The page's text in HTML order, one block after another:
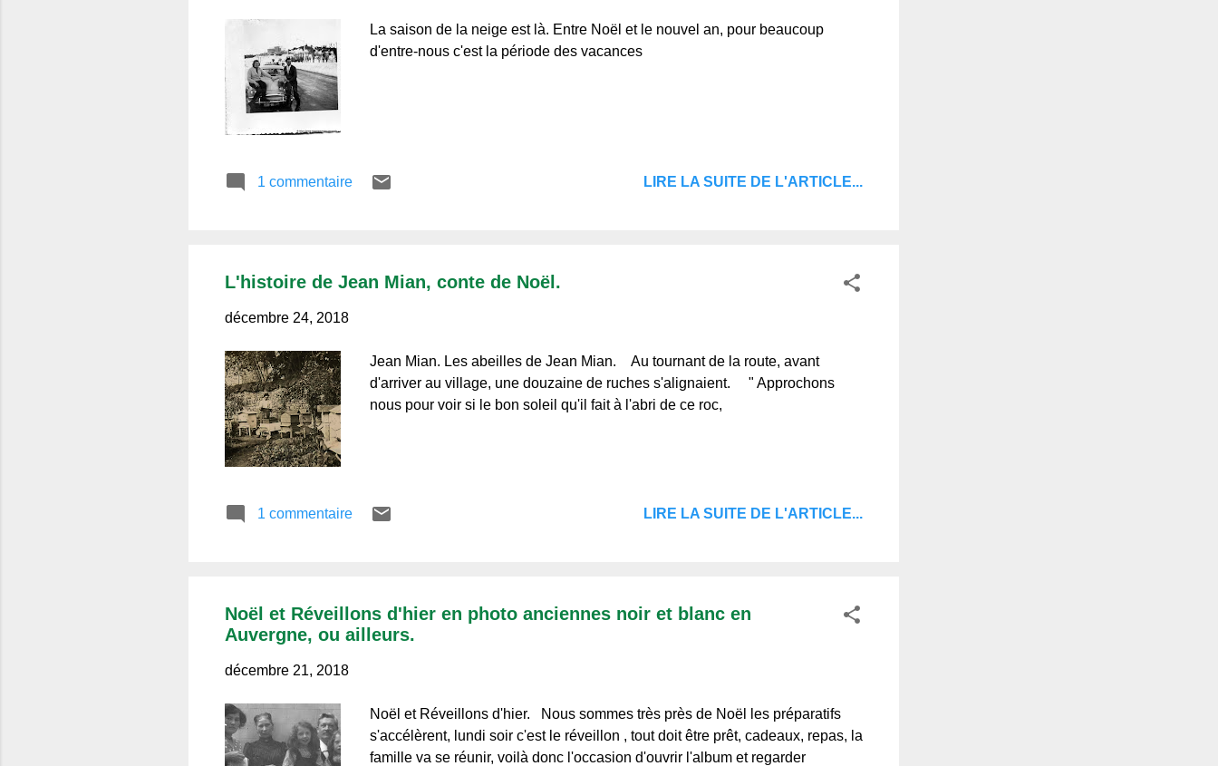
La saison de la neige est là. Entre Noël et le nouvel an, pour beaucoup
d'entre-nous c'est la période des vacances
1 commentaire LIRE LA SUITE DE L'ARTICLE...
L'histoire de Jean Mian, conte de Noël.
décembre 24, 2018
Jean Mian. Les abeilles de Jean Mian. Au tournant de la route, avant
d'arriver au village, une douzaine de ruches s'alignaient. " Approchons
nous pour voir si le bon soleil qu'il fait à l'abri de ce roc,
1 commentaire LIRE LA SUITE DE L'ARTICLE...
Noël et Réveillons d'hier en photo anciennes noir et blanc en
Auvergne, ou ailleurs.
décembre 21, 2018
Noël et Réveillons d'hier. Nous sommes très près de Noël les préparatifs
s'accélèrent, lundi soir c'est le réveillon , tout doit être prêt, cadeaux, repas, la
famille va se réunir, voilà donc l'occasion d'ouvrir l'album et regarder